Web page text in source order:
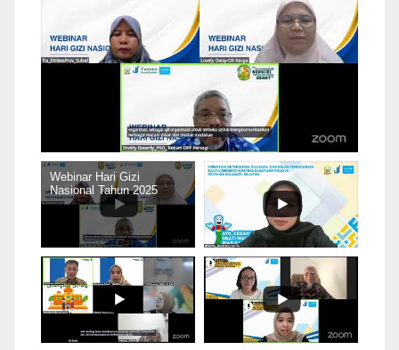
Webinar Hari Gizi
Nasional Tahun 2025